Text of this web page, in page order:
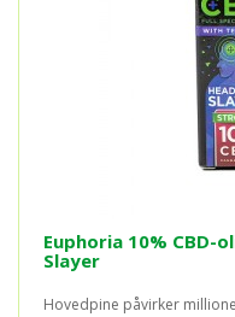
Euphoria 10% CBD-
Slayer
Hovedpine påvirker